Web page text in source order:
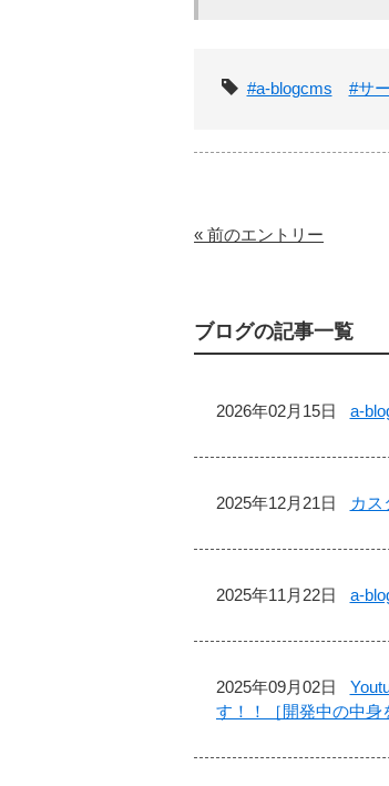
タグ
#a-blogcms #サ
« 前のエントリー
ブログの記事一覧
2026年02月15日 a-
2025年12月21日 カス
2025年11月22日 a-
2025年09月02日
す！！［開発中の中身